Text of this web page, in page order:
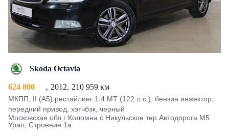
Skoda Octavia
624 800 2012 210 959 км
МКПП, II (A5) рестайлинг 1.4 MT (122 л.с.), бензин инжектор,
передний привод, хэтчбэк, черный
Московская обл г Коломна с Никульское тер Автодорога М5
Урал, Строение 1а